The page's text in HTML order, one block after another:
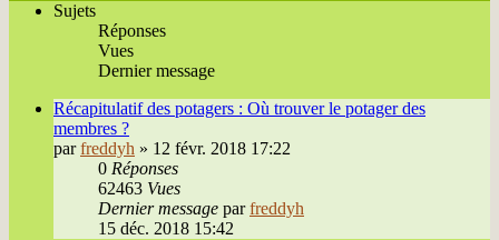
Sujets
Réponses
Vues
Dernier message
Récapitulatif des potagers : Où trouver le potager des
membres ?
parfreddyh » 12 févr. 2018 17:22
0 Réponses
62463 Vues
Dernier message parfreddyh
15 déc. 2018 15:42